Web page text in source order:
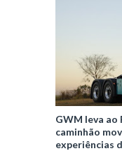
GWM leva ao
caminhão
experiências